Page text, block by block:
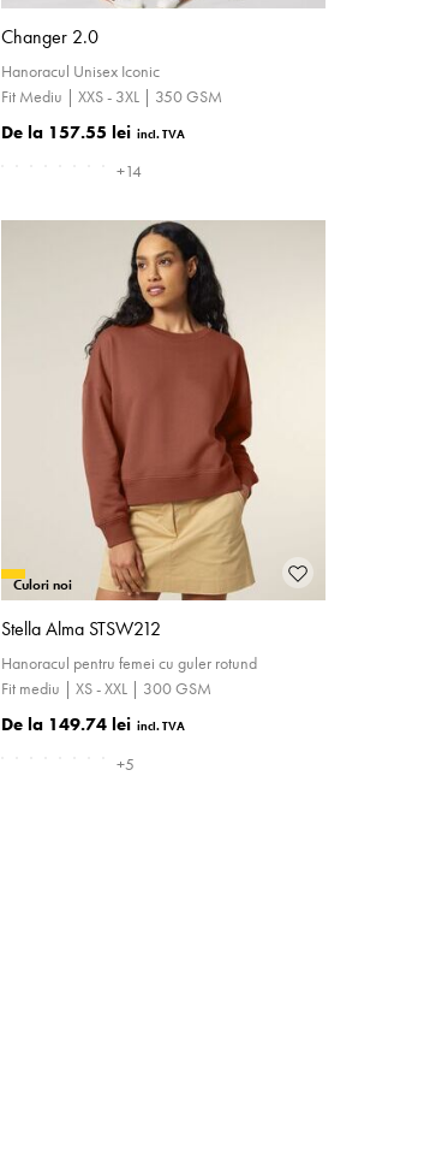
Changer 2.0
Hanoracul Unisex Iconic
Fit Mediu | XXS - 3XL | 350 GSM
157.55 lei
+14
Culori noi
Stella Alma STSW212
Hanoracul pentru femei cu guler rotund
Fit mediu | XS - XXL | 300 GSM
149.74 lei
+5